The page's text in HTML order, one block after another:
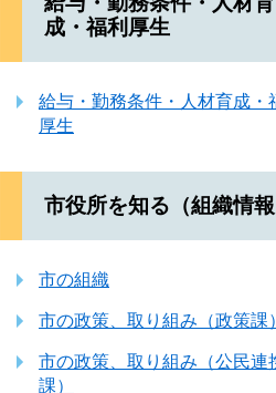
成・福利厚生
給与・勤務条件・人材育成・
厚生
市役所を知る（組織情報
市の組織
市の政策、取り組み（政策課）
市の政策、取り組み（公民連
課）